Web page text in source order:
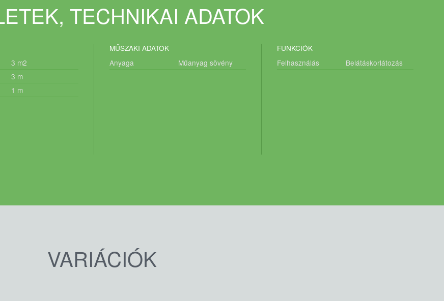
TECHNIKAI ADATOK
3 m2
3 m
1 m
MŰSZAKI ADATOK
Anyaga
Műanyag sövény
FUNKCIÓK
Felhasználás
Belátáskorlátozás
VARIÁCIÓK